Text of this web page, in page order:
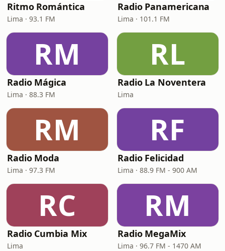
Ritmo Romántica
Lima · 93.1 FM
Radio Panamericana
Lima · 101.1 FM
RM
Radio Mágica
Lima · 88.3 FM
RL
Radio La Noventera
Lima
RM
Radio Moda
Lima · 97.3 FM
RF
Radio Felicidad
Lima · 88.9 FM - 900 AM
RC
Radio Cumbia Mix
Lima
RM
Radio MegaMix
Lima · 96.7 FM - 1470 AM